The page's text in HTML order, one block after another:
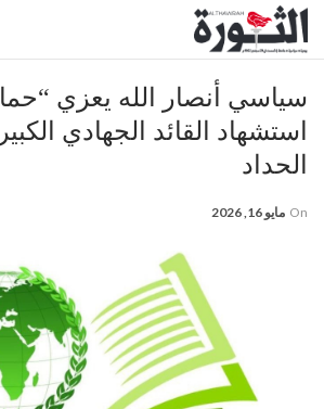
سياسي أنصار الله يعزي
استشهاد القائد الجهادي
الحداد
On مايو 16, 2026